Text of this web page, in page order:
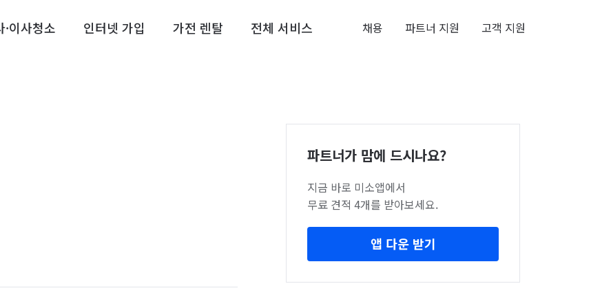
·이사청소 인터넷 가입 가전 렌탈 전체 서비스 채용 파트너 지원 고객 지원
파트너가 맘에 드시나요?
지금 바로 미소앱에서
무료 견적 4개를 받아보세요.
앱 다운 받기